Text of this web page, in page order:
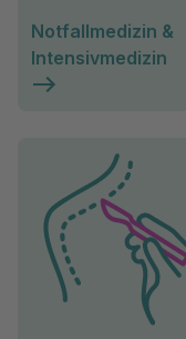
Notfallmedizin &
Intensivmedizin